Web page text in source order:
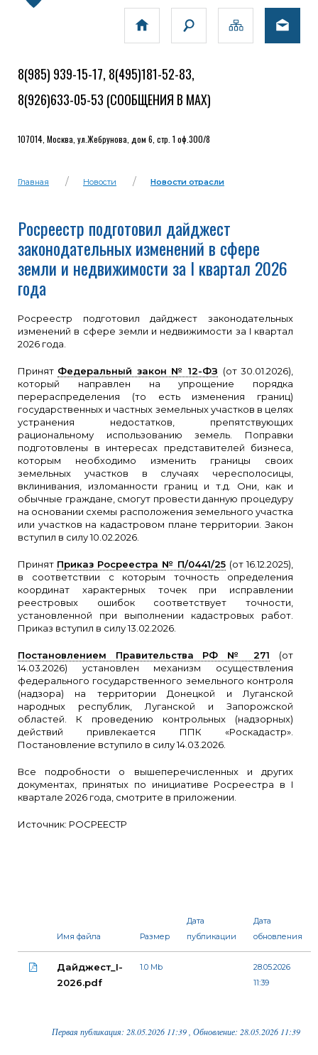
8(985) 939-15-17, 8(495)181-52-83,
8(926)633-05-53 (СООБЩЕНИЯ В MAX)
107014, Москва, ул.Жебрунова, дом 6, стр. 1 оф.300/8
Главная Новости Новости отрасли
Росреестр подготовил дайджест
законодательных изменений в сфере
земли и недвижимости за I квартал 2026
года
Росреестр подготовил дайджест законодательных
изменений в сфере земли и недвижимости за I квартал
2026 года.
Принят Федеральный закон № 12-ФЗ (от 30.01.2026),
который направлен на упрощение порядка
перераспределения (то есть изменения границ)
государственных и частных земельных участков в целях
устранения недостатков, препятствующих
рациональному использованию земель. Поправки
подготовлены в интересах представителей бизнеса,
которым необходимо изменить границы своих
земельных участков в случаях чересполосицы,
вклинивания, изломанности границ и т.д. Они, как и
обычные граждане, смогут провести данную процедуру
на основании схемы расположения земельного участка
или участков на кадастровом плане территории. Закон
вступил в силу 10.02.2026.
Принят Приказ Росреестра № П/0441/25 (от 16.12.2025),
в соответствии с которым точность определения
координат характерных точек при исправлении
реестровых ошибок соответствует точности,
установленной при выполнении кадастровых работ.
Приказ вступил в силу 13.02.2026.
Постановлением Правительства РФ № 271
(от
14.03.2026) установлен механизм осуществления
федерального государственного земельного контроля
(надзора) на территории Донецкой и Луганской
народных республик, Луганской и Запорожской
областей. К проведению контрольных (надзорных)
действий привлекается ППК «Роскадастр».
Постановление вступило в силу 14.03.2026.
Все подробности о вышеперечисленных и других
документах, принятых по инициативе Росреестра в I
квартале 2026 года, смотрите в приложении.
Источник: РОСРЕЕСТР
Имя файла Размер
Дата
публикации
Дата
обновления
Дайджест_I-
2026.pdf
1.0 Mb
28.05.2026
11:39
Первая публикация: 28.05.2026 11:39 , Обновление: 28.05.2026 11:39